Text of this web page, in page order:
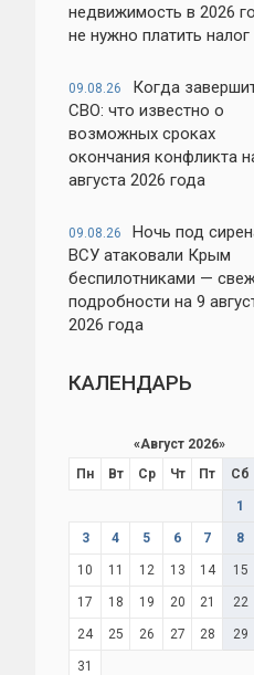
недвижимость в 2026
не нужно платить налог
09.08.26
Когда
СВО: что известно о
возможных сроках
окончания конфликта
августа 2026 года
09.08.26
Ночь под
ВСУ атаковали Крым
беспилотниками —
подробности на 9
2026 года
КАЛЕНДАРЬ
«Август 2026»
Пн
Вт Ср Чт Пт Сб
1
3 4 5 6 7 8
10 11 12 13 14 15
17 18 19 20 21 22
24 25 26 27 28 29
31